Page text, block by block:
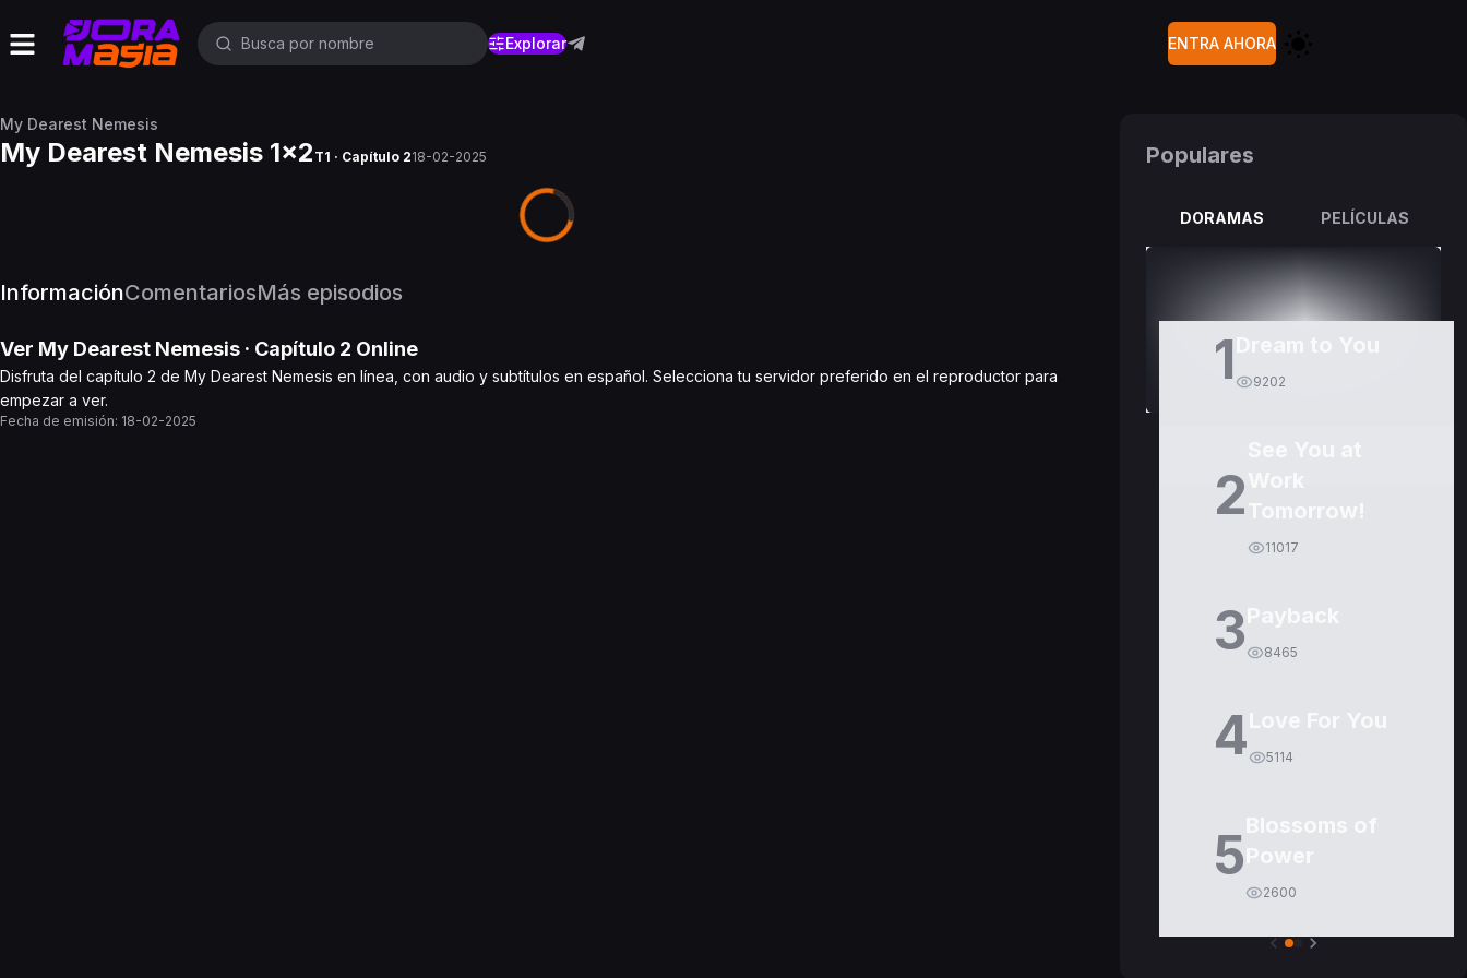
Explorar ENTRA AHORA
My Dearest Nemesis
My Dearest Nemesis 1x2 T1 · Capítulo 218-02-2025
InformaciónComentariosMás episodios
Ver My Dearest Nemesis · Capítulo 2 Online
Disfruta del capítulo 2 de My Dearest Nemesis en línea, con audio y subtítulos en español. Selecciona tu servidor preferido en el reproductor para
empezar a ver.
Fecha de emisión: 18-02-2025
Populares
DORAMAS PELÍCULAS
1 9202
2
11017
3 8465
4 5114
5
2600